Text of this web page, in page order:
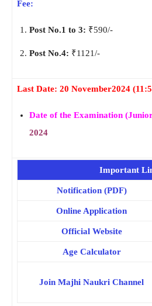
Fee:
Post No.1 to 3: ₹590/-
Post No.4: ₹1121/-
Last Date: 20 November2024
Date of the Examination
2024
Important
Notification (PDF)
Online Application
Official Website
Age Calculator
Join Majhi Naukri Channel